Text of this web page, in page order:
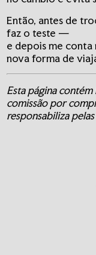
Então, antes de
faz o teste —
e depois me conta
nova forma de
Esta página
comissão por
responsabiliza